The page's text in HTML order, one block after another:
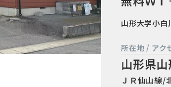
山形大学小
所在地 / アク
山形県
ＪＲ仙山線/